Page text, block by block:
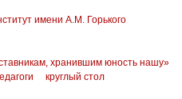
имени А.М. Горького
хранившим юность нашу»
круглый стол